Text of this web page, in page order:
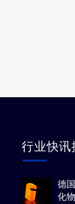
行业快讯
德
化